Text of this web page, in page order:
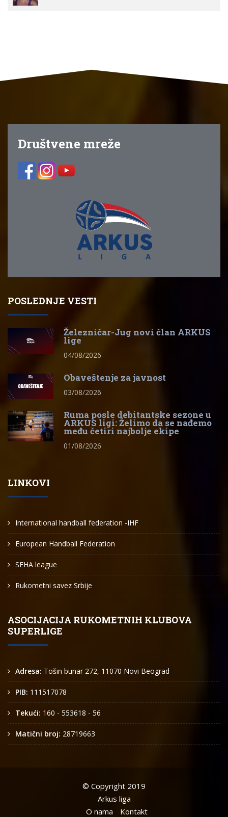
Društvene mreže
POSLEDNJE VESTI
Železničar-Jug novi član ARKUS
lige
04/08/2026
Obaveštenje za javnost
03/08/2026
Ruma posle debitantske sezone u
ARKUS ligi: Želimo da se nađemo
među četiri najbolje ekipe
01/08/2026
LINKOVI
International handball federation -IHF
European Handball Federation
SEHA league
Rukometni savez Srbije
ASOCIJACIJA RUKOMETNIH KLUBOVA
SUPERLIGE
Adresa: Tošin bunar 272, 11070 Novi Beograd
PIB: 111517078
Tekući: 160 - 553618 - 56
Matični broj: 28719663
© Copyright 2019
Arkus liga
O nama
Kontakt